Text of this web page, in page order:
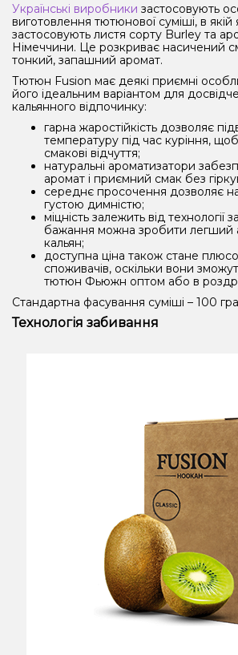
Українські виробники застосовують
виготовлення тютюнової суміші, в
застосовують листя сорту Burley та
Німеччини. Це розкриває насичений
тонкий, запашний аромат.
Тютюн Fusion має деякі приємні
його ідеальним варіантом для
кальянного відпочинку:
гарна жаростійкість дозволяє
температуру під час куріння,
смакові відчуття;
натуральні ароматизатори
аромат і приємний смак без
середнє просочення дозволяє
густою димністю;
міцність залежить від технології
бажання можна зробити легший
кальян;
доступна ціна також стане
споживачів, оскільки вони
тютюн Фьюжн оптом або в
Стандартна фасування суміші – 100
Технологія забивання